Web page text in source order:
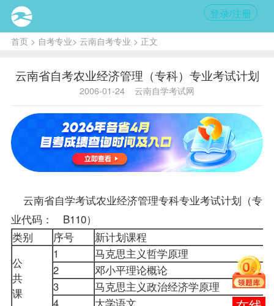
登录/注册
首页> 自考专业> 云南自考专业 > 正文
云南省自考农业经济管理（专科）专业考试计划
2006-01-24 云南自学考试网
云南省自学考试农业经济管理专科专业考试计划（专
业代码： B110）
类别 序号 新计划课程
公
共
课
1 马克思主义哲学原理
2
邓小平理论概论
3
马克思主义政治经济学原理
4
大学语文